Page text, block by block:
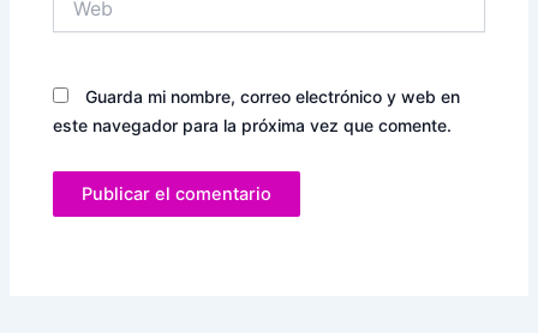
Guarda mi nombre, correo electrónico y web en
este navegador para la próxima vez que comente.